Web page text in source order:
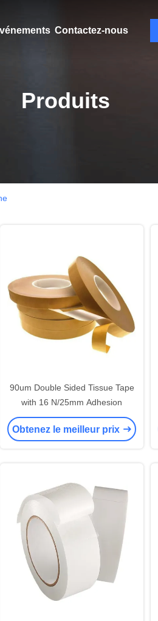
Contactez-nous
Produits
90um Double Sided Tissue Tape
with 16 N/25mm Adhesion
Obtenez le meilleur prix